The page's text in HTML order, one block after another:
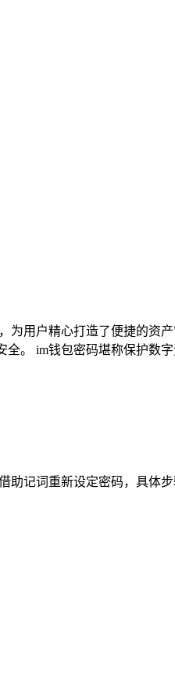
为用户精心打造了便捷的资
。 im钱包密码堪称保护数
记词重新设定密码，具体步